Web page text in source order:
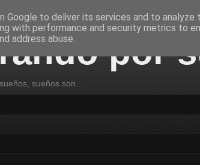
por
sueños son...
Google to deliver its services and to analyze
with performance and security metrics to
address abuse.